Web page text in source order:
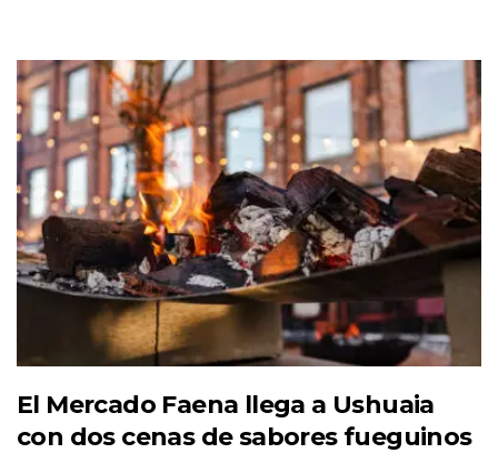
El Mercado Faena llega a Ushuaia
con dos cenas de sabores fueguinos